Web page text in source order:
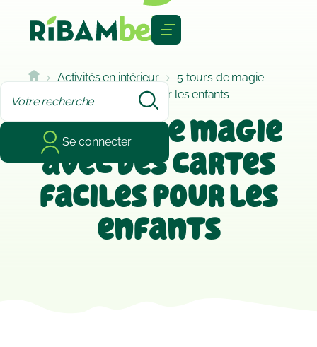
Se connecter
Activités en intérieur
5 tours de magie
avec des cartes faciles pour les enfants
5 tours de magie
avec des cartes
faciles pour les
enfants
Cookies management panel